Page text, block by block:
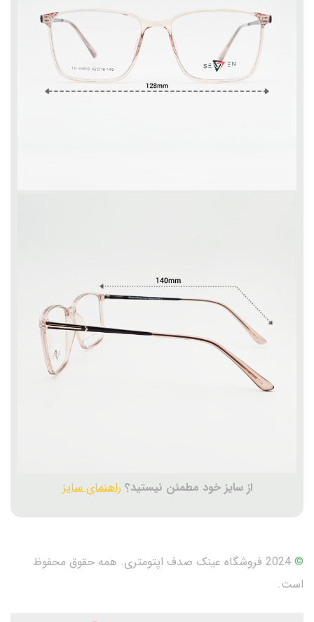
از سایز خود مطمئن نیستید؟ راهنمای سایز
©
2024 فروشگاه عینک صدف اپتومتری. همه حقوق محفوظ
است.